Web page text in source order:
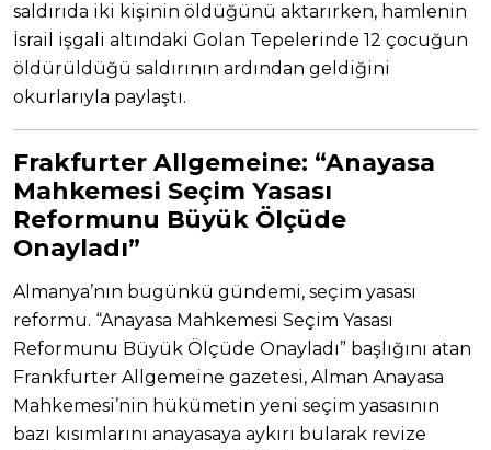
saldırıda iki kişinin öldüğünü aktarırken, hamlenin
İsrail işgali altındaki Golan Tepelerinde 12 çocuğun
öldürüldüğü saldırının ardından geldiğini
okurlarıyla paylaştı.
Frakfurter Allgemeine: “Anayasa
Mahkemesi Seçim Yasası
Reformunu Büyük Ölçüde
Onayladı”
Almanya’nın bugünkü gündemi, seçim yasası
reformu. “Anayasa Mahkemesi Seçim Yasası
Reformunu Büyük Ölçüde Onayladı” başlığını atan
Frankfurter Allgemeine gazetesi, Alman Anayasa
Mahkemesi’nin hükümetin yeni seçim yasasının
bazı kısımlarını anayasaya aykırı bularak revize